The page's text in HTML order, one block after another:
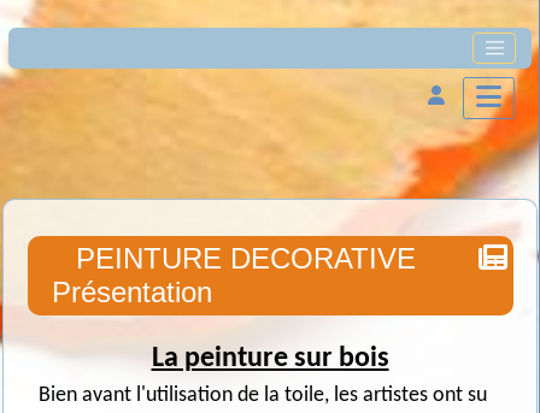
PEINTURE DECORATIVE
Présentation
La peinture sur bois
Bien avant l'utilisation de la toile, les artistes ont su